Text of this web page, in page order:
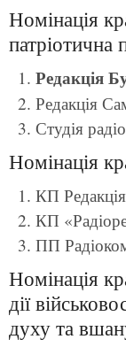
Номінація
патріотична
Редакція
Редакція
Студія
Номінація
КП
КП
ПП
Номінація
дії
духу та